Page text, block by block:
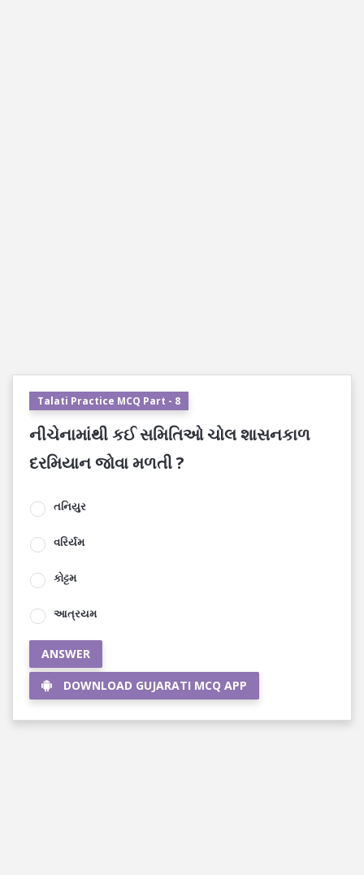
Talati Practice MCQ Part - 8
નીચેનામાંથી કઈ સમિતિઓ ચોલ શાસનકાળ
દરમિયાન જોવા મળતી ?
તનિયુર
વરિર્યમ
કોટ્ટમ
આત્રયમ
ANSWER
DOWNLOAD GUJARATI MCQ APP